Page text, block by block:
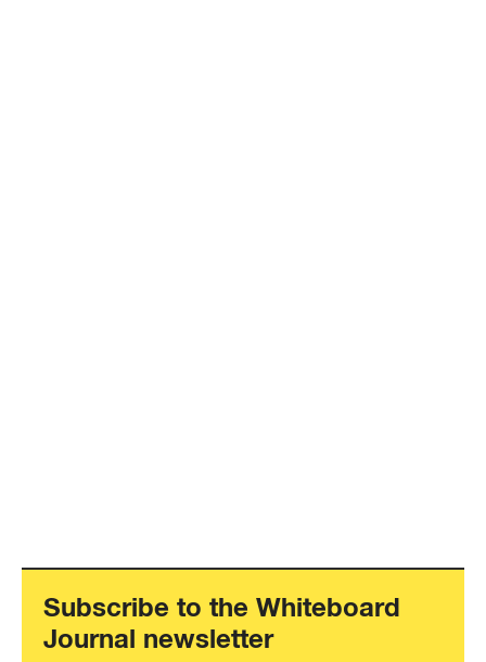
Subscribe to the Whiteboard
Journal newsletter